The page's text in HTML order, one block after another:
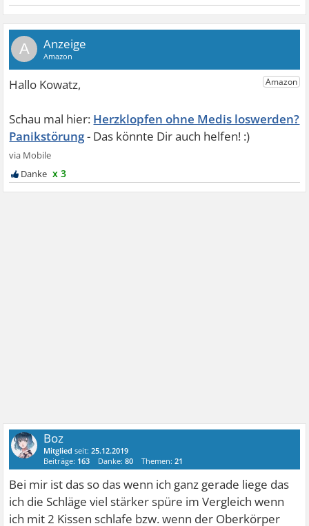
A
Herzklopfen ohne Medis loswerden?
Panikstörung
x 3
Boz
Mitglied seit:25.12.2019
Beiträge: 163 Danke:80 Themen:21
Bei mir ist das so das wenn ich ganz gerade liege das
ich die Schläge viel stärker spüre im Vergleich wenn
ich mit 2 Kissen schlafe bzw. wenn der Oberkörper